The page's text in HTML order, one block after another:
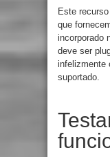
Este
que
incorporado
deve ser
infelizmente
suportado.